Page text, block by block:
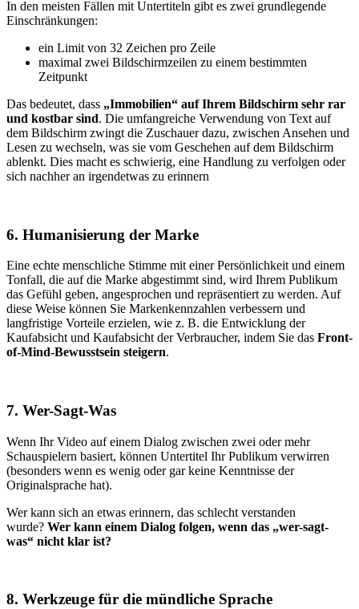
In den meisten Fällen mit Untertiteln gibt es zwei grundlegende
Einschränkungen:
ein Limit von 32 Zeichen pro Zeile
maximal zwei Bildschirmzeilen zu einem bestimmten
Zeitpunkt
Das bedeutet, dass „Immobilien“ auf Ihrem Bildschirm sehr rar
und kostbar sind. Die umfangreiche Verwendung von Text auf
dem Bildschirm zwingt die Zuschauer dazu, zwischen Ansehen und
Lesen zu wechseln, was sie vom Geschehen auf dem Bildschirm
ablenkt. Dies macht es schwierig, eine Handlung zu verfolgen oder
sich nachher an irgendetwas zu erinnern
6. Humanisierung der Marke
Eine echte menschliche Stimme mit einer Persönlichkeit und einem
Tonfall, die auf die Marke abgestimmt sind, wird Ihrem Publikum
das Gefühl geben, angesprochen und repräsentiert zu werden. Auf
diese Weise können Sie Markenkennzahlen verbessern und
langfristige Vorteile erzielen, wie z. B. die Entwicklung der
Kaufabsicht und Kaufabsicht der Verbraucher, indem Sie das Front-
of-Mind-Bewusstsein steigern.
7. Wer-Sagt-Was
Wenn Ihr Video auf einem Dialog zwischen zwei oder mehr
Schauspielern basiert, können Untertitel Ihr Publikum verwirren
(besonders wenn es wenig oder gar keine Kenntnisse der
Originalsprache hat).
Wer kann sich an etwas erinnern, das schlecht verstanden
wurde? Wer kann einem Dialog folgen, wenn das „wer-sagt-
was“ nicht klar ist?
8. Werkzeuge für die mündliche Sprache